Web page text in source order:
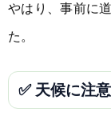
やはり、事前に
た。
✅ 天候に注意